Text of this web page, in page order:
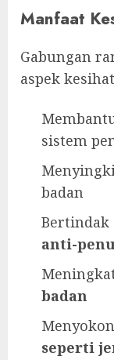
Manfaat
Gabungan
aspek
sistem
badan
Bertindak
anti-
badan
seperti